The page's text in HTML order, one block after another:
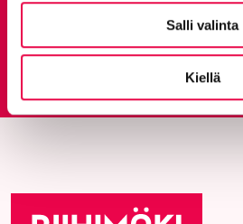
Salli valinta
Kiellä